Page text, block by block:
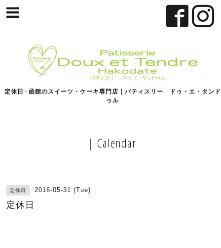
定休日 - 函館のスイーツ・ケーキ専門店｜パティスリー ドゥ・エ・タンド
ゥル
｜Calendar
定休日 2016-05-31 (Tue)
定休日